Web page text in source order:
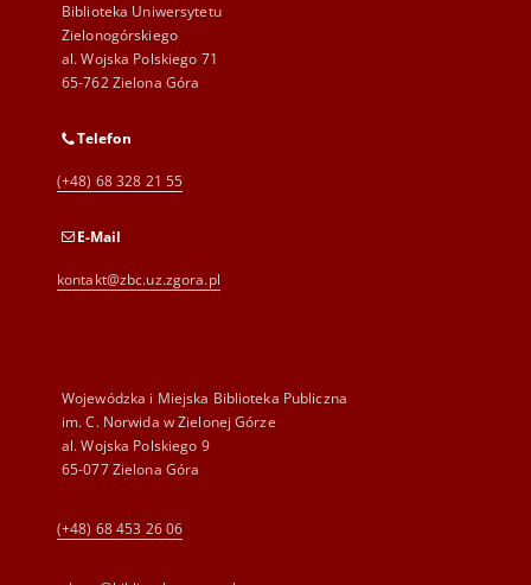
Biblioteka Uniwersytetu
Zielonogórskiego
al. Wojska Polskiego 71
65-762 Zielona Góra
Telefon
(+48) 68 328 21 55
E-Mail
kontakt@zbc.uz.zgora.pl
Wojewódzka i Miejska Biblioteka Publiczna
im. C. Norwida w Zielonej Górze
al. Wojska Polskiego 9
65-077 Zielona Góra
(+48) 68 453 26 06